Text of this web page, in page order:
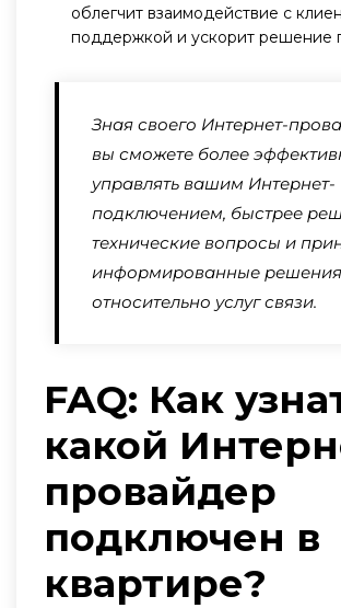
облегчит взаимодействие с
поддержкой и ускорит решение
Зная своего Интернет-
вы сможете более
управлять вашим Интернет-
подключением, быстрее
технические вопросы и
информированные решения
относительно услуг связи.
FAQ: Как
какой
провайдер
подключен в
квартире?